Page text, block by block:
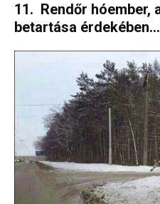
11. Rendőr hóember,
betartása